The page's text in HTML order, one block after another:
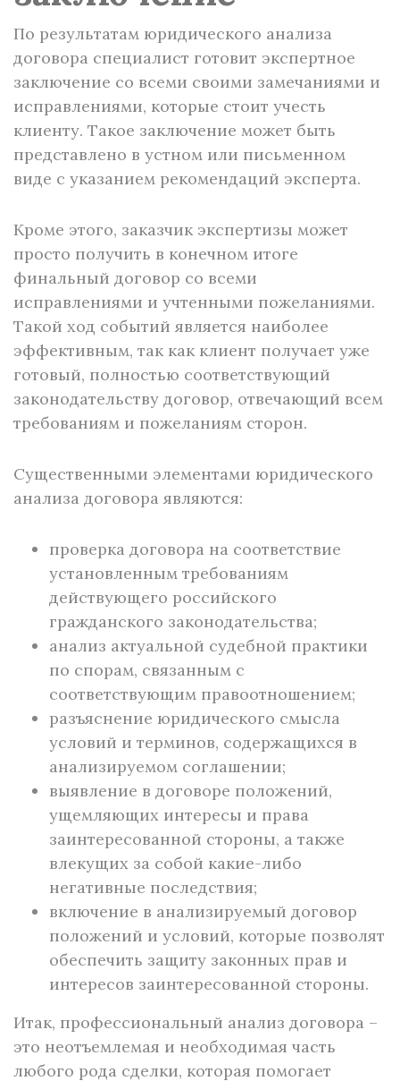
По результатам юридического анализа
договора специалист готовит экспертное
заключение со всеми своими замечаниями и
исправлениями, которые стоит учесть
клиенту. Такое заключение может быть
представлено в устном или письменном
виде с указанием рекомендаций эксперта.
Кроме этого, заказчик экспертизы может
просто получить в конечном итоге
финальный договор со всеми
исправлениями и учтенными пожеланиями.
Такой ход событий является наиболее
эффективным, так как клиент получает уже
готовый, полностью соответствующий
законодательству договор, отвечающий всем
требованиям и пожеланиям сторон.
Существенными элементами юридического
анализа договора являются:
проверка договора на соответствие
установленным требованиям
действующего российского
гражданского законодательства;
анализ актуальной судебной практики
по спорам, связанным с
соответствующим правоотношением;
разъяснение юридического смысла
условий и терминов, содержащихся в
анализируемом соглашении;
выявление в договоре положений,
ущемляющих интересы и права
заинтересованной стороны, а также
влекущих за собой какие-либо
негативные последствия;
включение в анализируемый договор
положений и условий, которые позволят
обеспечить защиту законных прав и
интересов заинтересованной стороны.
Итак, профессиональный анализ договора –
это неотъемлемая и необходимая часть
любого рода сделки, которая помогает